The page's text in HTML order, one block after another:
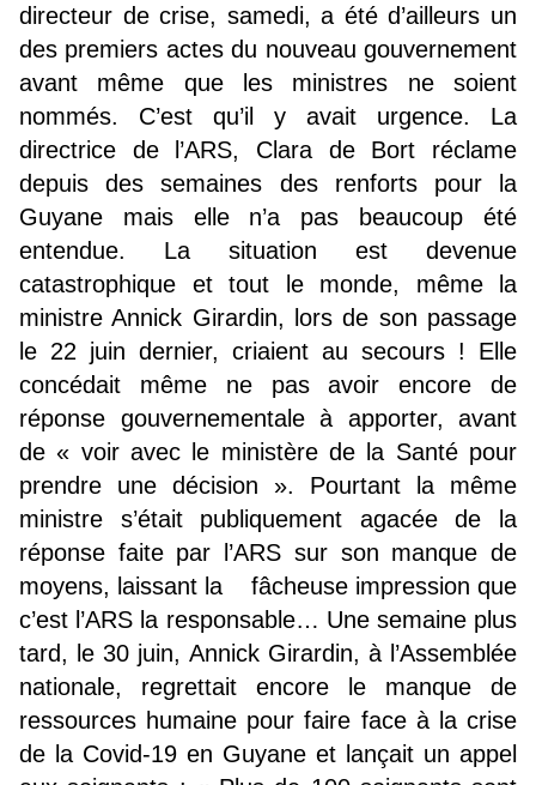
directeur de crise, samedi, a été d’ailleurs un
des premiers actes du nouveau gouvernement
avant même que les ministres ne soient
nommés. C’est qu’il y avait urgence. La
directrice de l’ARS, Clara de Bort réclame
depuis des semaines des renforts pour la
Guyane mais elle n’a pas beaucoup été
entendue. La situation est devenue
catastrophique et tout le monde, même la
ministre Annick Girardin, lors de son passage
le 22 juin dernier, criaient au secours ! Elle
concédait même ne pas avoir encore de
réponse gouvernementale à apporter, avant
de « voir avec le ministère de la Santé pour
prendre une décision ». Pourtant la même
ministre s’était publiquement agacée de la
réponse faite par l’ARS sur son manque de
moyens, laissant la fâcheuse impression que
c’est l’ARS la responsable… Une semaine plus
tard, le 30 juin, Annick Girardin, à l’Assemblée
nationale, regrettait encore le manque de
ressources humaine pour faire face à la crise
de la Covid-19 en Guyane et lançait un appel